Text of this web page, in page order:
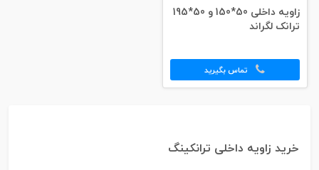
زاویه داخلی 50*150 و 50*195
ترانک لگراند
تماس بگیرید
خرید زاویه داخلی ترانکینگ